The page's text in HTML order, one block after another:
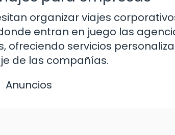
organizar viajes
entran en juego las
servicios
de las compañías.
Anuncios